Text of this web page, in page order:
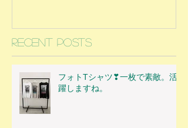
Recent Posts
フォトTシャツ❣一枚で素敵。活
躍しますね。